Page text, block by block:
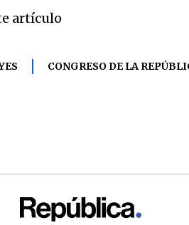
artículo
CONGRESO DE LA